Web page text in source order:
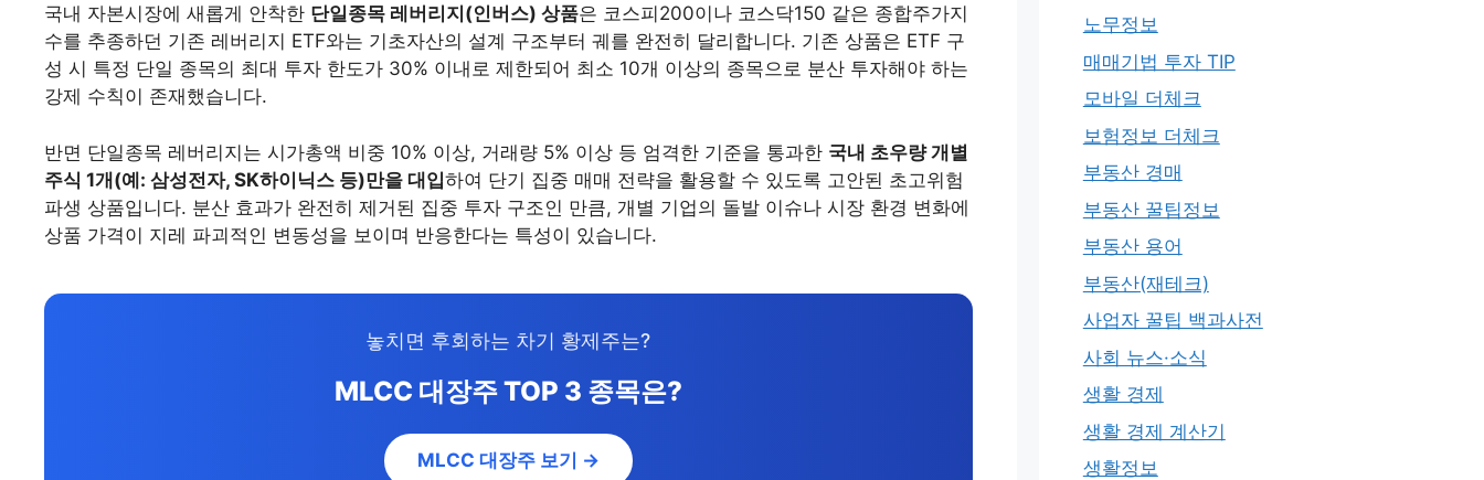
국내 자본시장에 새롭게 안착한 단일종목 레버리지(인버스) 상품은 코스피200이나 코스닥150 같은 종합주가지
수를 추종하던 기존 레버리지 ETF와는 기초자산의 설계 구조부터 궤를 완전히 달리합니다. 기존 상품은 ETF 구
성 시 특정 단일 종목의 최대 투자 한도가 30% 이내로 제한되어 최소 10개 이상의 종목으로 분산 투자해야 하는
강제 수칙이 존재했습니다.
반면 단일종목 레버리지는 시가총액 비중 10% 이상, 거래량 5% 이상 등 엄격한 기준을 통과한 국내 초우량 개별
주식 1개(예: 삼성전자, SK하이닉스 등)만을 대입하여 단기 집중 매매 전략을 활용할 수 있도록 고안된 초고위험
파생 상품입니다. 분산 효과가 완전히 제거된 집중 투자 구조인 만큼, 개별 기업의 돌발 이슈나 시장 환경 변화에
상품 가격이 지레 파괴적인 변동성을 보이며 반응한다는 특성이 있습니다.
놓치면 후회하는 차기 황제주는?
MLCC 대장주 TOP 3 종목은?
MLCC 대장주 보기 →
노무정보
매매기법 투자 TIP
모바일 더체크
보험정보 더체크
부동산 경매
부동산 꿀팁정보
부동산 용어
부동산(재테크)
사업자 꿀팁 백과사전
사회 뉴스·소식
생활 경제
생활 경제 계산기
생활정보